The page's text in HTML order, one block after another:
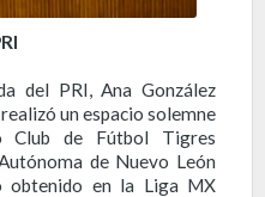
del PRI, Ana González
un espacio solemne
Club de Fútbol Tigres
de Nuevo León
obtenido en la Liga MX